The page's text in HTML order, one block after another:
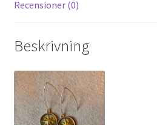
Recensioner (0)
Beskrivning